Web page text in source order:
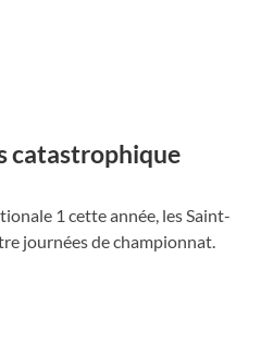
catastrophique
1 cette année, les Saint-
journées de championnat.